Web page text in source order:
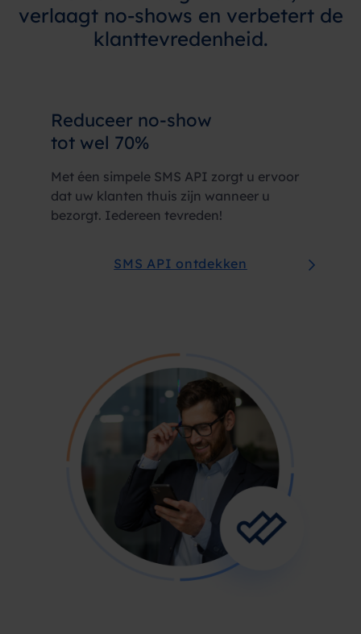
verlaagt no-shows en verbetert de
klanttevredenheid.
Reduceer no-show
tot wel 70%
Met éen simpele SMS API zorgt u ervoor
dat uw klanten thuis zijn wanneer u
bezorgt. Iedereen tevreden!
SMS API ontdekken